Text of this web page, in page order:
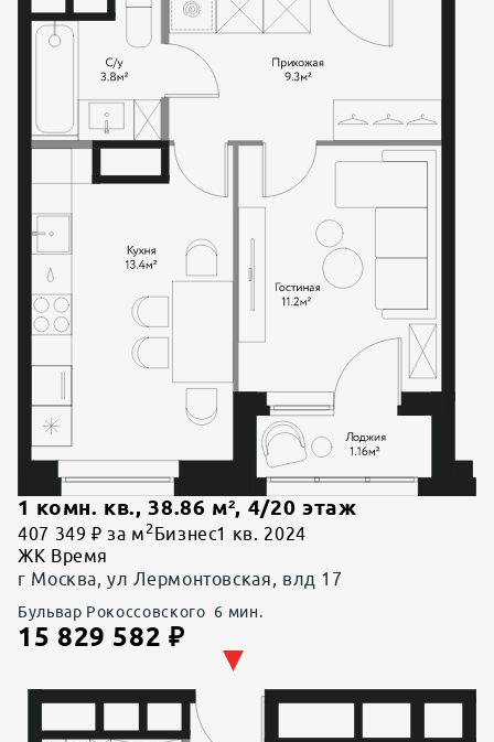
1 комн. кв., 38.86 м², 4/20 этаж
407 349 ₽ за м 2 Бизнес1 кв. 2024
ЖК Время
г Москва, ул Лермонтовская, влд 17
Бульвар Рокоссовского 6 мин.
15 829 582 ₽